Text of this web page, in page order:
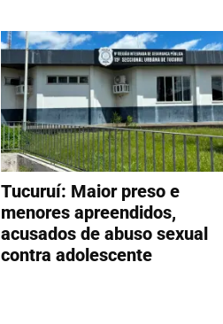
Tucuruí: Maior preso e
menores apreendidos,
acusados de abuso sexual
contra adolescente